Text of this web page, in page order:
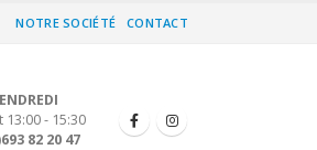
NOTRE SOCIÉTÉ CONTACT
13:00 - 15:30
82 20 47